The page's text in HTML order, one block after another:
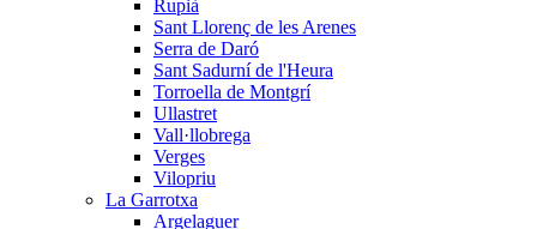
Rupià
Sant Llorenç de les Arenes
Serra de Daró
Sant Sadurní de l'Heura
Torroella de Montgrí
Ullastret
Vall·llobrega
Verges
Vilopriu
La Garrotxa
Argelaguer